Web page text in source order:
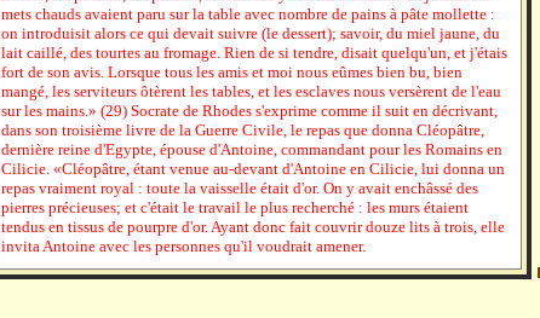
mets chauds avaient paru sur la table avec nombre de pains à pâte mollette :
on introduisit alors ce qui devait suivre (le dessert); savoir, du miel jaune, du
lait caillé, des tourtes au fromage. Rien de si tendre, disait quelqu'un, et j'étais
fort de son avis. Lorsque tous les amis et moi nous eûmes bien bu, bien
mangé, les serviteurs ôtèrent les tables, et les esclaves nous versèrent de l'eau
sur les mains.» (29) Socrate de Rhodes s'exprime comme il suit en décrivant,
dans son troisième livre de la Guerre Civile, le repas que donna Cléopâtre,
dernière reine d'Egypte, épouse d'Antoine, commandant pour les Romains en
Cilicie. «Cléopâtre, étant venue au-devant d'Antoine en Cilicie, lui donna un
repas vraiment royal : toute la vaisselle était d'or. On y avait enchâssé des
pierres précieuses; et c'était le travail le plus recherché : les murs étaient
tendus en tissus de pourpre d'or. Ayant donc fait couvrir douze lits à trois, elle
invita Antoine avec les personnes qu'il voudrait amener.